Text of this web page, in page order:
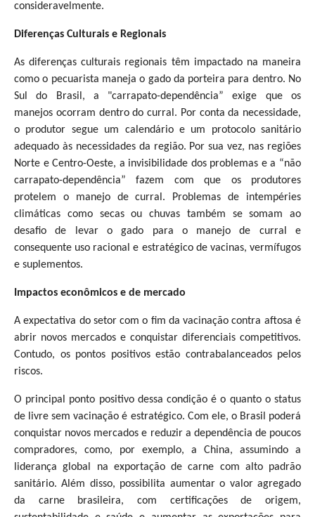
consideravelmente.
Diferenças Culturais e Regionais
As diferenças culturais regionais têm impactado na maneira
como o pecuarista maneja o gado da porteira para dentro. No
Sul do Brasil, a "carrapato-dependência” exige que os
manejos ocorram dentro do curral. Por conta da necessidade,
o produtor segue um calendário e um protocolo sanitário
adequado às necessidades da região. Por sua vez, nas regiões
Norte e Centro-Oeste, a invisibilidade dos problemas e a “não
carrapato-dependência” fazem com que os produtores
protelem o manejo de curral. Problemas de intempéries
climáticas como secas ou chuvas também se somam ao
desafio de levar o gado para o manejo de curral e
consequente uso racional e estratégico de vacinas, vermífugos
e suplementos.
Impactos econômicos e de mercado
A expectativa do setor com o fim da vacinação contra aftosa é
abrir novos mercados e conquistar diferenciais competitivos.
Contudo, os pontos positivos estão contrabalanceados pelos
riscos.
O principal ponto positivo dessa condição é o quanto o status
de livre sem vacinação é estratégico. Com ele, o Brasil poderá
conquistar novos mercados e reduzir a dependência de poucos
compradores, como, por exemplo, a China, assumindo a
liderança global na exportação de carne com alto padrão
sanitário. Além disso, possibilita aumentar o valor agregado
da carne brasileira, com certificações de origem,